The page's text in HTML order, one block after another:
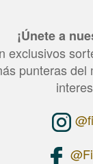
¡Únete a
exclusivos
punteras del